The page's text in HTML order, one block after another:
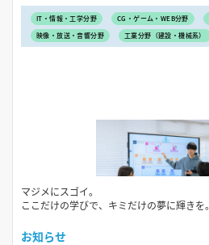
IT・情報・工学分野 CG・ゲーム・WEB分野
映像・放送・音響分野
工業分野（建設・機械系）
マジメにスゴイ。
ここだけの学びで、キミだけの夢に輝きを。
お知らせ